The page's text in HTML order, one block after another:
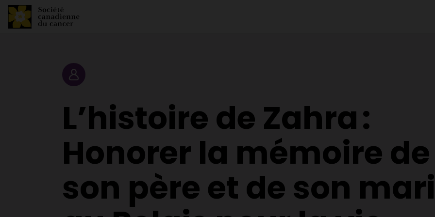
Portrait
L’histoire de Zahra :
Honorer la mémoire de
son père et de son mari